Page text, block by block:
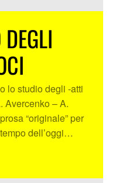
lo studio degli -atti
Avercenko – A.
“originale” per
dell’oggi…